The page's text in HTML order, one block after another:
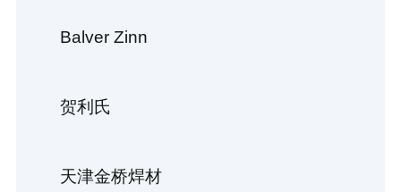
Balver Zinn
贺利氏
天津金桥焊材